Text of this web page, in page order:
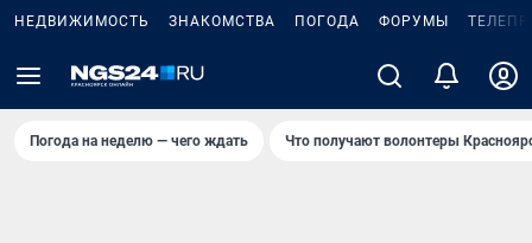
НЕДВИЖИМОСТЬ ЗНАКОМСТВА ПОГОДА ФОРУМЫ
Погода на неделю — чего ждать Что получают волонтеры